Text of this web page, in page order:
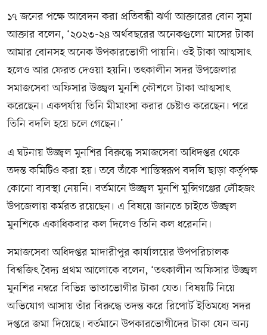
১৭ জনের পক্ষে আবেদন করা প্রতিবন্ধী ঝর্ণা আক্তারের বোন সুমা
আক্তার বলেন, ‘২০২৩-২৪ অর্থবছরের অনেকগুলো মাসের টাকা
আমার বোনসহ অনেক উপকারভোগী পায়নি। ওই টাকা আত্মসাৎ
হলেও আর ফেরত দেওয়া হয়নি। তৎকালীন সদর উপজেলার
সমাজসেবা অফিসার উজ্জ্বল মুনশি কৌশলে টাকা আত্মসাৎ
করেছেন। একপর্যায় তিনি মীমাংসা করার চেষ্টাও করেছেন। পরে
তিনি বদলি হয়ে চলে গেছেন।’
এ ঘটনায় উজ্জ্বল মুনশির বিরুদ্ধে সমাজসেবা অধিদপ্তর থেকে
তদন্ত কমিটিও করা হয়। তবে তাঁকে শাস্তিস্বরূপ বদলি ছাড়া কর্তৃপক্ষ
কোনো ব্যবস্থা নেয়নি। বর্তমানে উজ্জ্বল মুনশি মুন্সিগঞ্জের লৌহজং
উপজেলায় কর্মরত রয়েছেন। এ বিষয়ে জানতে চাইতে উজ্জ্বল
মুনশিকে একাধিকবার কল দিলেও তিনি কল ধরেননি।
সমাজসেবা অধিদপ্তর মাদারীপুর কার্যালয়ের উপপরিচালক
বিশ্বজিৎ বৈদ্য প্রথম আলোকে বলেন, ‘তৎকালীন অফিসার উজ্জ্বল
মুনশির নম্বরে বিভিন্ন ভাতাভোগীর টাকা যেত। বিষয়টি নিয়ে
অভিযোগ আসায় তাঁর বিরুদ্ধে তদন্ত করে রিপোর্ট ইতিমধ্যে সদর
দপ্তরে জমা দিয়েছে। বর্তমানে উপকারভোগীদের টাকা যেন অন্য